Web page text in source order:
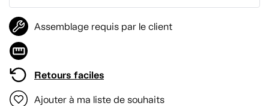
Assemblage requis par le client
Retours faciles
Ajouter à ma liste de souhaits